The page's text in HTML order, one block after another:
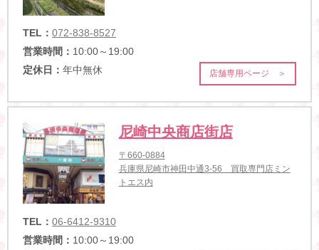
TEL： 072-838-8527
営業時間： 10:00～19:00
定休日： 年中無休 店舗専用ページ ＞
尼崎中央商店街店
〒660-0884
兵庫県尼崎市神田中通3-56 買取専門店ミン
トエス内
TEL： 06-6412-9310
営業時間： 10:00～19:00